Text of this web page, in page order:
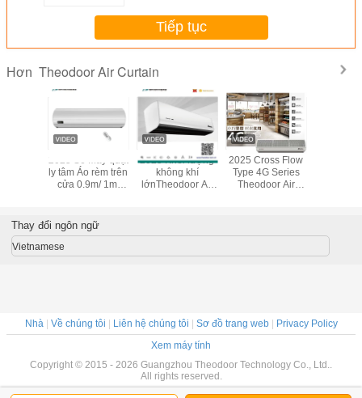
Tiếp tục
Hơn Theodoor Air Curtain
ly tâm Áo rèm trên
cửa 0.9m/ 1m/
điều hòa tiết kiệm
năng lượng AC
2025 Khối lượng
không khí
lớnTheodoor Air
2025 Cross Flow
Type 4G Series
Theodoor Air
Thay đổi ngôn ngữ
Vietnamese
Nhà | Về chúng tôi | Liên hệ chúng tôi | Sơ đồ trang web| Privacy Policy
Xem máy tính
Copyright © 2015 - 2026 Guangzhou Theodoor Technology Co., Ltd..
All rights reserved.